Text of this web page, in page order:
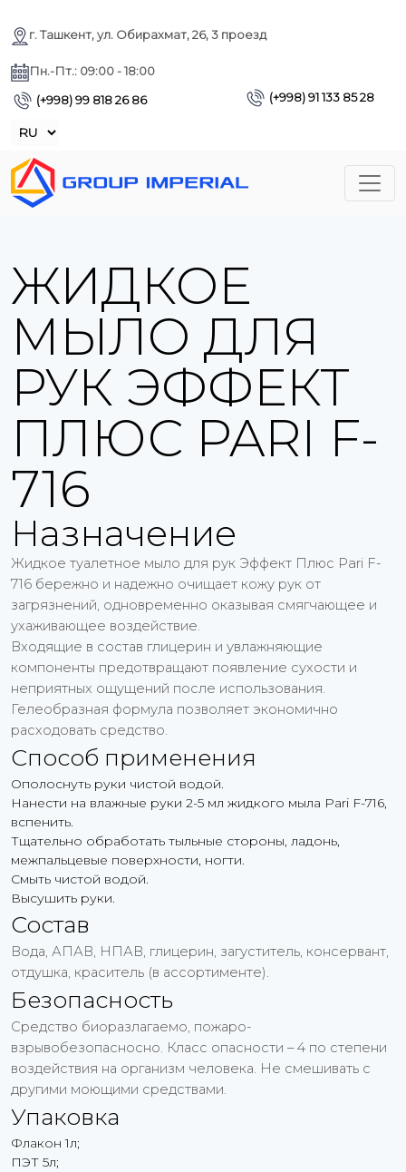
г. Ташкент, ул. Обирахмат, 26, 3 проезд
Пн.-Пт.: 09:00 - 18:00
(+998) 99 818 26 86
(+998) 91 133 85 28
ЖИДКОЕ
МЫЛО ДЛЯ
РУК ЭФФЕКТ
ПЛЮС PARI F-
716
Назначение
Жидкое туалетное мыло для рук Эффект Плюс Pari F-
716 бережно и надежно очищает кожу рук от
загрязнений, одновременно оказывая смягчающее и
ухаживающее воздействие.
Входящие в состав глицерин и увлажняющие
компоненты предотвращают появление сухости и
неприятных ощущений после использования.
Гелеобразная формула позволяет экономично
расходовать средство.
Способ применения
Ополоснуть руки чистой водой.
Нанести на влажные руки 2-5 мл жидкого мыла Pari F-716,
вспенить.
Тщательно обработать тыльные стороны, ладонь,
межпальцевые поверхности, ногти.
Смыть чистой водой.
Высушить руки.
Состав
Вода, АПАВ, НПАВ, глицерин, загуститель, консервант,
отдушка, краситель (в ассортименте).
Безопасность
Средство биоразлагаемо, пожаро-
взрывобезопасносно. Класс опасности – 4 по степени
воздействия на организм человека. Не смешивать с
другими моющими средствами.
Упаковка
Флакон 1л;
ПЭТ 5л;